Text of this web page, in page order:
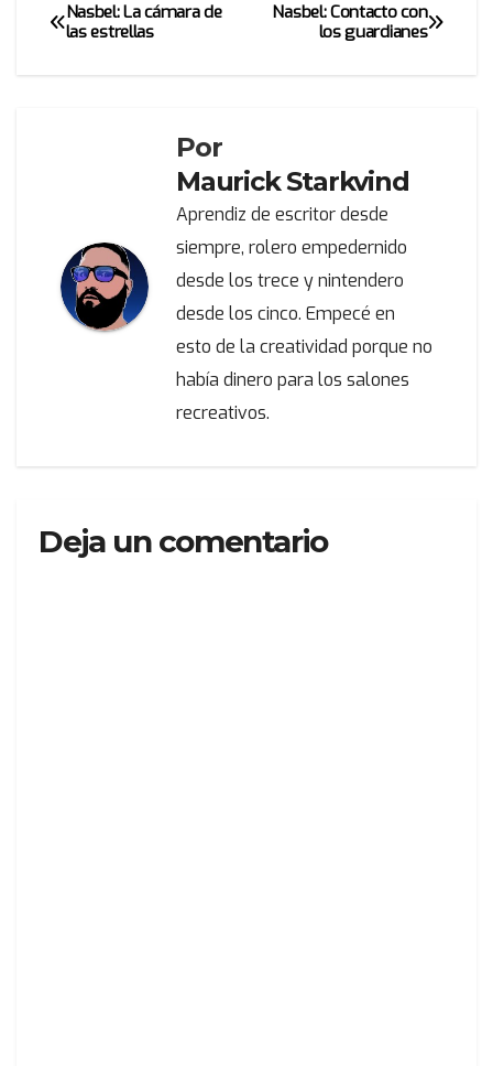
Navegación
Nasbel: Contacto con
los guardianes
Nasbel: La cámara de
las estrellas
Por
Maurick Starkvind
Aprendiz de escritor desde
siempre, rolero empedernido
desde los trece y nintendero
desde los cinco. Empecé en
esto de la creatividad porque no
había dinero para los salones
recreativos.
Deja un comentario